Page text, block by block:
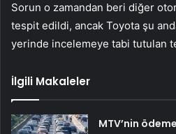
Sorun o zamandan beri diğer
tespit edildi, ancak Toyota şu
yerinde incelemeye tabi tutulan
İlgili Makaleler
MTV’nin